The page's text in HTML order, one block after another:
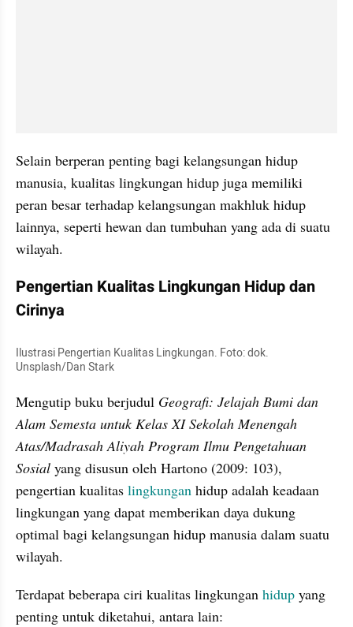
Selain berperan penting bagi kelangsungan hidup
manusia, kualitas lingkungan hidup juga memiliki
peran besar terhadap kelangsungan makhluk hidup
lainnya, seperti hewan dan tumbuhan yang ada di suatu
wilayah.
Pengertian Kualitas Lingkungan Hidup dan
Cirinya
Ilustrasi Pengertian Kualitas Lingkungan. Foto: dok.
Unsplash/Dan Stark
Mengutip buku berjudul Geografi: Jelajah Bumi dan
Alam Semesta untuk Kelas XI Sekolah Menengah
Atas/Madrasah Aliyah Program Ilmu Pengetahuan
Sosial yang disusun oleh Hartono (2009: 103),
pengertian kualitas lingkungan hidup adalah keadaan
lingkungan yang dapat memberikan daya dukung
optimal bagi kelangsungan hidup manusia dalam suatu
wilayah.
Terdapat beberapa ciri kualitas lingkungan hidup yang
penting untuk diketahui, antara lain: